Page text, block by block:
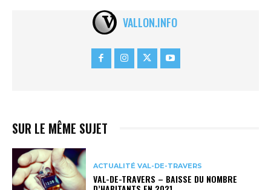
VALLON.INFO
SUR LE MÊME SUJET
ACTUALITÉ VAL-DE-TRAVERS
VAL-DE-TRAVERS – BAISSE DU NOMBRE